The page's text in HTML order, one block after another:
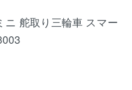
ニ 舵取り三輪車 スマー